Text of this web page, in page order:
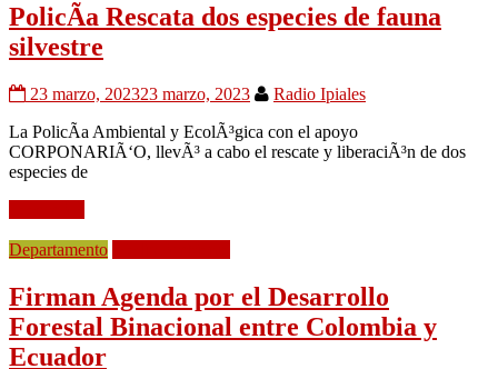
PolicÃ­a Rescata dos especies de fauna
silvestre
23 marzo, 202323 marzo, 2023
Radio Ipiales
La PolicÃ­a Ambiental y EcolÃ³gica con el apoyo
CORPONARIÃ‘O, llevÃ³ a cabo el rescate y liberaciÃ³n de dos
especies de
Departamento
Firman Agenda por el Desarrollo
Forestal Binacional entre Colombia y
Ecuador